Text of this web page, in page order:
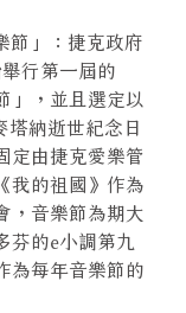
節」：捷克政府
行第一屆的
」，並且選定以
納逝世紀念日
定由捷克愛樂管
我的祖國》作為
，音樂節為期大
芬的e小調第九
為每年音樂節的